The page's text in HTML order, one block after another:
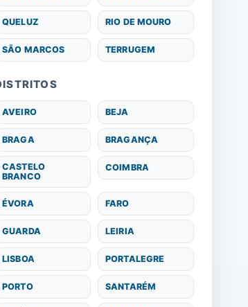
QUELUZ RIO DE MOURO
SÃO MARCOS TERRUGEM
AVEIRO BEJA
BRAGA BRAGANÇA
CASTELO
BRANCO
COIMBRA
ÉVORA FARO
GUARDA LEIRIA
LISBOA PORTALEGRE
PORTO SANTARÉM